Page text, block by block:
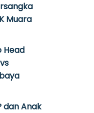
Muara
Head
dan Anak